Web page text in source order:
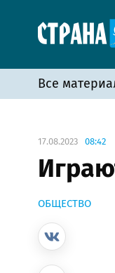
Все
17.08.2023 08:42
ОБЩЕСТВО